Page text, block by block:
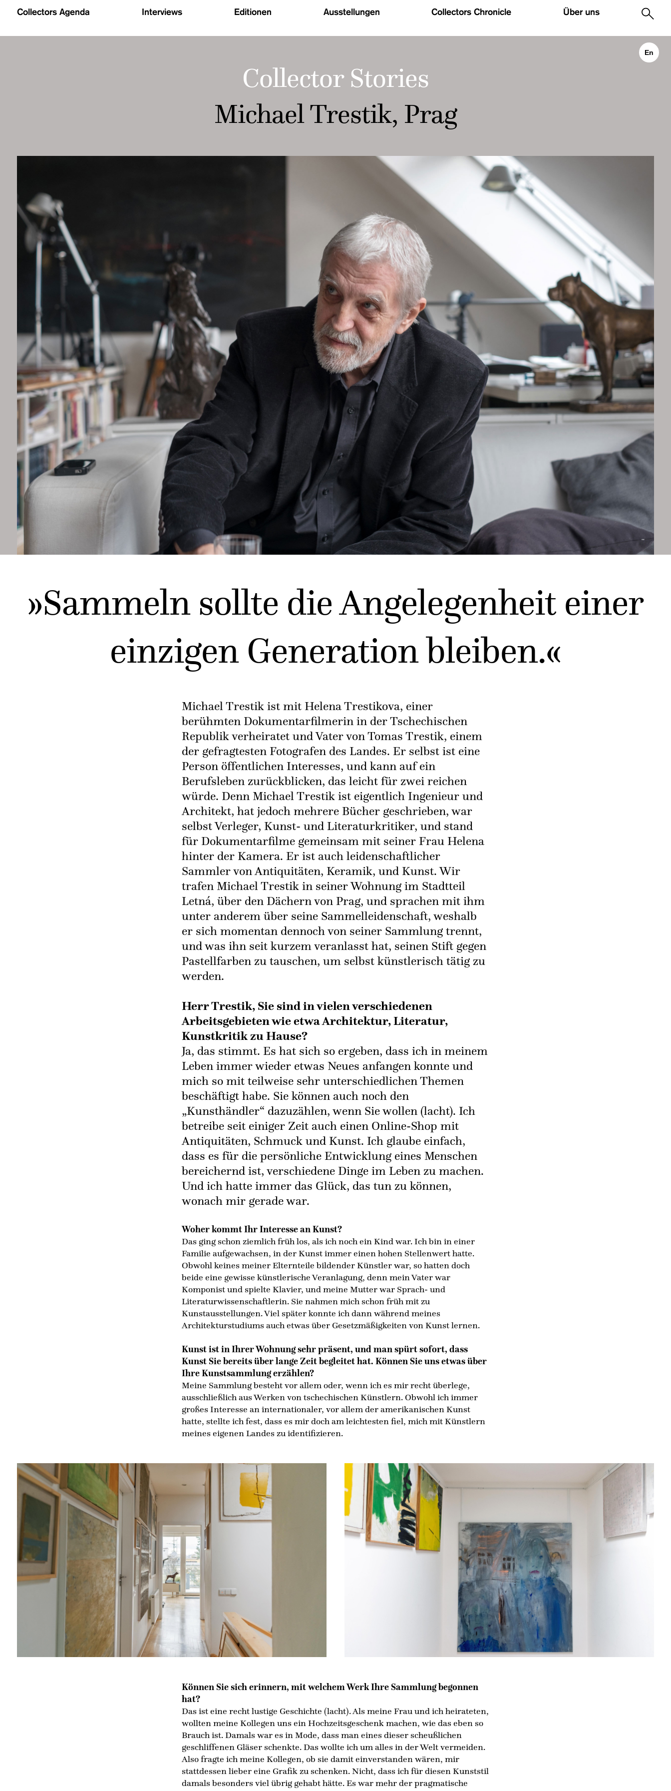
Collectors Agenda Interviews Editionen Ausstellungen Collectors Chronicle Über uns
En
Michael Trestik, Prag
Collector Stories
»Sammeln sollte die Angelegenheit einer
einzigen Generation bleiben.«
Michael Trestik ist mit Helena Trestikova, einer
berühmten Dokumentarfilmerin in der Tschechischen
Republik verheiratet und Vater von Tomas Trestik, einem
der gefragtesten Fotografen des Landes. Er selbst ist eine
Person öffentlichen Interesses, und kann auf ein
Berufsleben zurückblicken, das leicht für zwei reichen
würde. Denn Michael Trestik ist eigentlich Ingenieur und
Architekt, hat jedoch mehrere Bücher geschrieben, war
selbst Verleger, Kunst- und Literaturkritiker, und stand
für Dokumentarfilme gemeinsam mit seiner Frau Helena
hinter der Kamera. Er ist auch leidenschaftlicher
Sammler von Antiquitäten, Keramik, und Kunst. Wir
trafen Michael Trestik in seiner Wohnung im Stadtteil
Letná, über den Dächern von Prag, und sprachen mit ihm
unter anderem über seine Sammelleidenschaft, weshalb
er sich momentan dennoch von seiner Sammlung trennt,
und was ihn seit kurzem veranlasst hat, seinen Stift gegen
Pastellfarben zu tauschen, um selbst künstlerisch tätig zu
werden.
Herr Trestik, Sie sind in vielen verschiedenen
Arbeitsgebieten wie etwa Architektur, Literatur,
Kunstkritik zu Hause?
Ja, das stimmt. Es hat sich so ergeben, dass ich in meinem
Leben immer wieder etwas Neues anfangen konnte und
mich so mit teilweise sehr unterschiedlichen Themen
beschäftigt habe. Sie können auch noch den
„Kunsthändler“ dazuzählen, wenn Sie wollen (lacht). Ich
betreibe seit einiger Zeit auch einen Online-Shop mit
Antiquitäten, Schmuck und Kunst. Ich glaube einfach,
dass es für die persönliche Entwicklung eines Menschen
bereichernd ist, verschiedene Dinge im Leben zu machen.
Und ich hatte immer das Glück, das tun zu können,
wonach mir gerade war.
Woher kommt Ihr Interesse an Kunst?
Das ging schon ziemlich früh los, als ich noch ein Kind war. Ich bin in einer
Familie aufgewachsen, in der Kunst immer einen hohen Stellenwert hatte.
Obwohl keines meiner Elternteile bildender Künstler war, so hatten doch
beide eine gewisse künstlerische Veranlagung, denn mein Vater war
Komponist und spielte Klavier, und meine Mutter war Sprach- und
Literaturwissenschaftlerin. Sie nahmen mich schon früh mit zu
Kunstausstellungen. Viel später konnte ich dann während meines
Architekturstudiums auch etwas über Gesetzmäßigkeiten von Kunst lernen.
Kunst ist in Ihrer Wohnung sehr präsent, und man spürt sofort, dass
Kunst Sie bereits über lange Zeit begleitet hat. Können Sie uns etwas über
Ihre Kunstsammlung erzählen?
Meine Sammlung besteht vor allem oder, wenn ich es mir recht überlege,
ausschließlich aus Werken von tschechischen Künstlern. Obwohl ich immer
großes Interesse an internationaler, vor allem der amerikanischen Kunst
hatte, stellte ich fest, dass es mir doch am leichtesten fiel, mich mit Künstlern
meines eigenen Landes zu identifizieren.
Können Sie sich erinnern, mit welchem Werk Ihre Sammlung begonnen
hat?
Das ist eine recht lustige Geschichte (lacht). Als meine Frau und ich heirateten,
wollten meine Kollegen uns ein Hochzeitsgeschenk machen, wie das eben so
Brauch ist. Damals war es in Mode, dass man eines dieser scheußlichen
geschliffenen Gläser schenkte. Das wollte ich um alles in der Welt vermeiden.
Also fragte ich meine Kollegen, ob sie damit einverstanden wären, mir
stattdessen lieber eine Grafik zu schenken. Nicht, dass ich für diesen Kunststil
damals besonders viel übrig gehabt hätte. Es war mehr der pragmatische